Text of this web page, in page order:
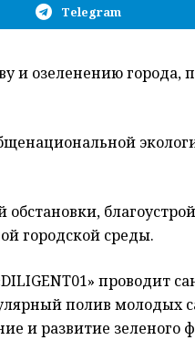
Telegram
и озеленению города,
городской среды.
проводит
полив молодых
и развитие зеленого